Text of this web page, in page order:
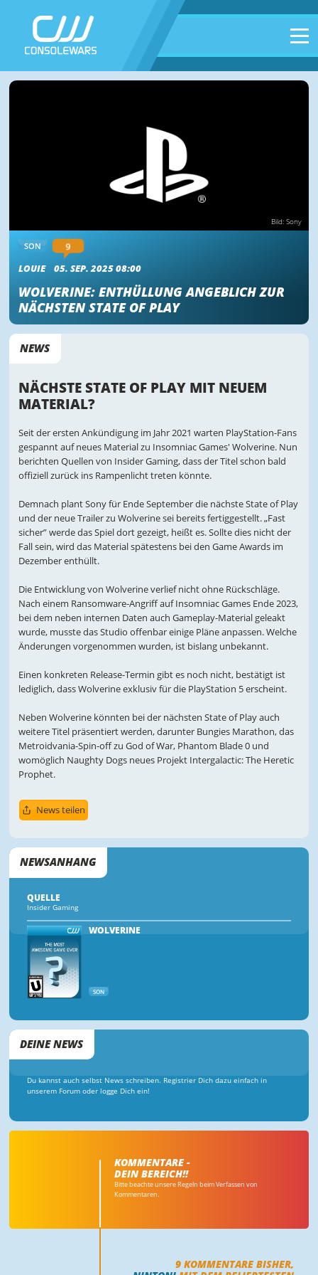
Bild: Sony
SON
9
LOUIE
05. SEP. 2025 08:00
WOLVERINE: ENTHÜLLUNG ANGEBLICH ZUR
NÄCHSTEN STATE OF PLAY
NEWS
NÄCHSTE STATE OF PLAY MIT NEUEM
MATERIAL?
Seit der ersten Ankündigung im Jahr 2021 warten PlayStation-Fans
gespannt auf neues Material zu Insomniac Games' Wolverine. Nun
berichten Quellen von Insider Gaming, dass der Titel schon bald
offiziell zurück ins Rampenlicht treten könnte.
Demnach plant Sony für Ende September die nächste State of Play
und der neue Trailer zu Wolverine sei bereits fertiggestellt. „Fast
sicher” werde das Spiel dort gezeigt, heißt es. Sollte dies nicht der
Fall sein, wird das Material spätestens bei den Game Awards im
Dezember enthüllt.
Die Entwicklung von Wolverine verlief nicht ohne Rückschläge.
Nach einem Ransomware-Angriff auf Insomniac Games Ende 2023,
bei dem neben internen Daten auch Gameplay-Material geleakt
wurde, musste das Studio offenbar einige Pläne anpassen. Welche
Änderungen vorgenommen wurden, ist bislang unbekannt.
Einen konkreten Release-Termin gibt es noch nicht, bestätigt ist
lediglich, dass Wolverine exklusiv für die PlayStation 5 erscheint.
Neben Wolverine könnten bei der nächsten State of Play auch
weitere Titel präsentiert werden, darunter Bungies Marathon, das
Metroidvania-Spin-off zu God of War, Phantom Blade 0 und
womöglich Naughty Dogs neues Projekt Intergalactic: The Heretic
Prophet.
News teilen
NEWSANHANG
QUELLE
Insider Gaming
WOLVERINE
SON
DEINE NEWS
Du kannst auch selbst News schreiben. Registrier Dich dazu einfach in
unserem Forum oder logge Dich ein!
KOMMENTARE -
DEIN BEREICH!!
Bitte beachte unsere Regeln beim Verfassen von
Kommentaren.
9 KOMMENTARE BISHER,